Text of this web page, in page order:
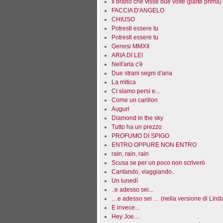
Il brano che visse due volte (parte prima)
FACCIA D'ANGELO
CHIUSO
Potresti essere tu
Potresti essere tu
Genesi MMXII
ARIA DI LEI
Nell'aria c'è
Due strani segni d'aria
La mitica
Ci siamo persi e...
Come un carillon
Auguri
Diamond in the sky
Tutto ha un prezzo
PROFUMO DI SPIGO
ENTRO OPPURE NON ENTRO
rain, rain, rain
Scusa se per un poco non scriverò
Cantando, viaggiando..
Un lunedì
..e adesso sei...
…e adesso sei … (nella versione di
E invece...
Hey Joe....